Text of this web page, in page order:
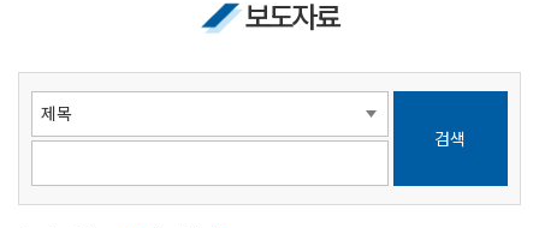
보도자료
검색